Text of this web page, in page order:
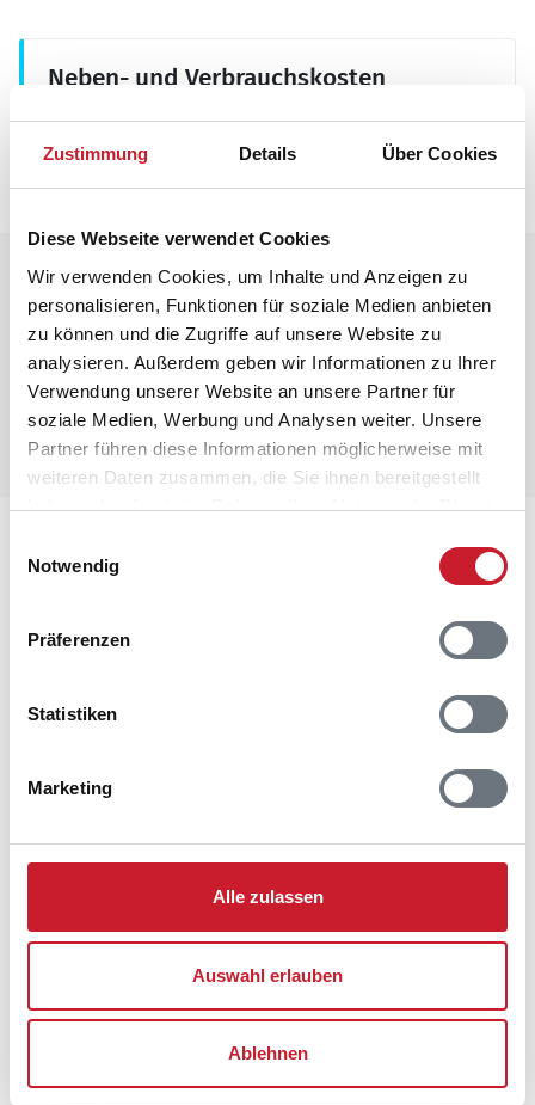
Zustimmung Details Über Cookies
Diese Webseite verwendet Cookies
Wir verwenden Cookies, um Inhalte und Anzeigen zu
personalisieren, Funktionen für soziale Medien anbieten
zu können und die Zugriffe auf unsere Website zu
analysieren. Außerdem geben wir Informationen zu Ihrer
Verwendung unserer Website an unsere Partner für
soziale Medien, Werbung und Analysen weiter. Unsere
Partner führen diese Informationen möglicherweise mit
weiteren Daten zusammen, die Sie ihnen bereitgestellt
haben oder die sie im Rahmen Ihrer Nutzung der Dienste
Notwendig
Präferenzen
Statistiken
Marketing
Alle zulassen
Auswahl erlauben
Ablehnen
Neben- und Verbrauchskosten
Die aktuellen Verbrauchskosten finden Sie im
nächsten Schritt im Buchungsformular.
Raumaufteilung
Ferienhaus 30246
6830 Nr. Nebel